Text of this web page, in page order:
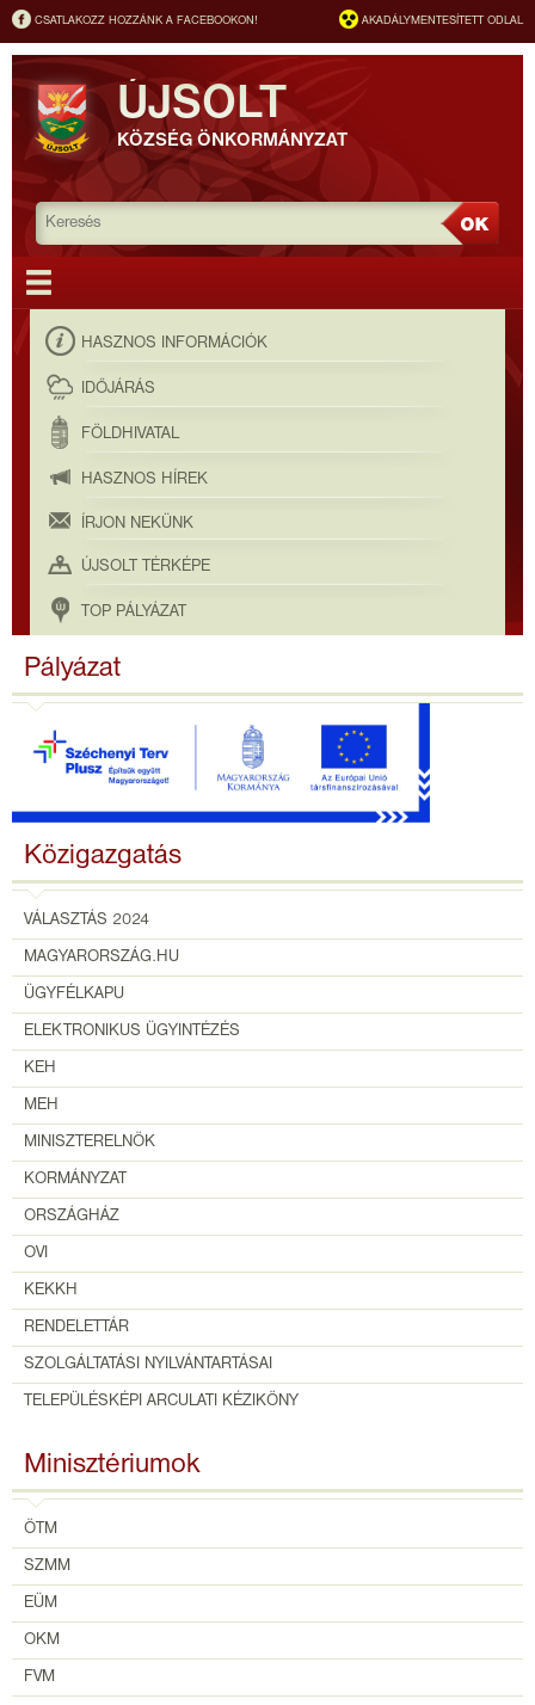
CSATLAKOZZ HOZZÁNK A FACEBOOKON! AKADÁLYMENTESÍTETT ODLAL
ÚJSOLT
KÖZSÉG ÖNKORMÁNYZAT
HASZNOS INFORMÁCIÓK
IDŐJÁRÁS
FÖLDHIVATAL
HASZNOS HÍREK
ÍRJON NEKÜNK
ÚJSOLT TÉRKÉPE
TOP PÁLYÁZAT
Pályázat
Közigazgatás
VÁLASZTÁS 2024
MAGYARORSZÁG.HU
ÜGYFÉLKAPU
ELEKTRONIKUS ÜGYINTÉZÉS
KEH
MEH
MINISZTERELNÖK
KORMÁNYZAT
ORSZÁGHÁZ
OVI
KEKKH
RENDELETTÁR
SZOLGÁLTATÁSI NYILVÁNTARTÁSAI
TELEPÜLÉSKÉPI ARCULATI KÉZIKÖNY
Minisztériumok
ÖTM
SZMM
EÜM
OKM
FVM